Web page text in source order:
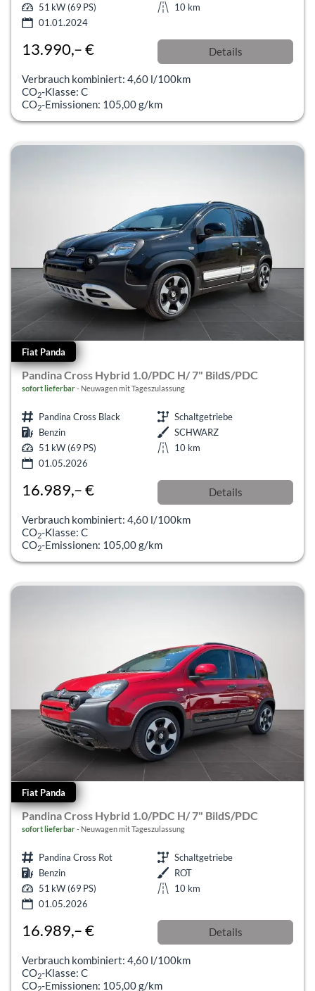
51 kW (69 PS)
10 km
01.01.2024
13.990,– € Details
Verbrauch kombiniert: 4,60 l/100km
CO2-Klasse: C
CO2-Emissionen: 105,00 g/km
Fiat Panda
Pandina Cross Hybrid 1.0/PDC H/ 7" BildS/PDC
sofort lieferbar Neuwagen mit Tageszulassung
Pandina Cross Black
Schaltgetriebe
Benzin
SCHWARZ
51 kW (69 PS)
10 km
01.05.2026
16.989,– € Details
Verbrauch kombiniert: 4,60 l/100km
CO2-Klasse: C
CO2-Emissionen: 105,00 g/km
Fiat Panda
Pandina Cross Hybrid 1.0/PDC H/ 7" BildS/PDC
sofort lieferbar Neuwagen mit Tageszulassung
Pandina Cross Rot
Schaltgetriebe
Benzin
ROT
51 kW (69 PS)
10 km
01.05.2026
16.989,– € Details
Verbrauch kombiniert: 4,60 l/100km
CO2-Klasse: C
CO2-Emissionen: 105,00 g/km